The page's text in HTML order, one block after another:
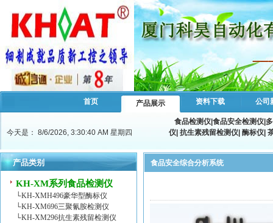
首页 产品展示 资料下载 公司
今天是： 8/6/2026, 3:30:41 AM 星期四
食品检测仪 食品安全检测仪
仪 抗生素残留检测仪 酶标仪
产品类别
KH-XM系列食品检测仪
└KH-XMH496豪华型酶标仪
└KH-XM696三聚氰胺检测仪
└KH-XM296抗生素残留检测仪
食品安全综合分析系统